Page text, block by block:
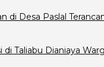
di Desa Paslal
Taliabu Dianiaya